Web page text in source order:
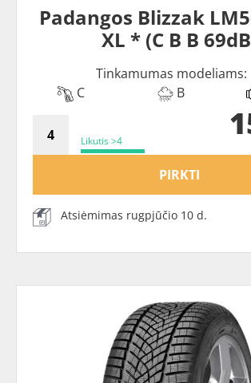
Padangos Blizzak
XL * (C B B
Tinkamumas modeliams:
C
B
Likutis >4
PIRKTI
Atsiėmimas rugpjūčio 10 d.